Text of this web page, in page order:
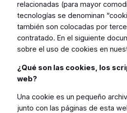
relacionadas (para mayor
tecnologías se denominan
también son colocadas por
contratado. En el siguiente
sobre el uso de cookies en
¿Qué son las cookies, los
web?
Una cookie es un pequeño
junto con las páginas de esta